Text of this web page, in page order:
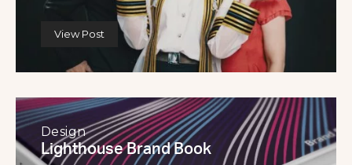
View Post
Design
Lighthouse Brand Book